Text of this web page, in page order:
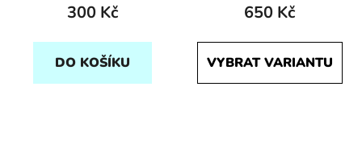
300 Kč
DO KOŠÍKU
650 Kč
VYBRAT VARIANTU